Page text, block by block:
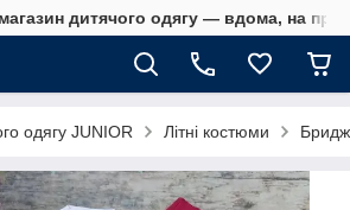
дитячого одягу — вдома, на
одягу JUNIOR Літні костюми